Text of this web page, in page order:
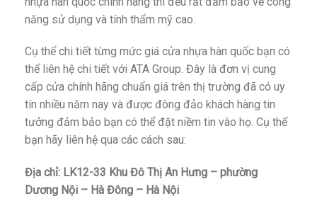
năng sử dụng và tính thẩm mỹ cao.
Cụ thể chi tiết từng mức giá cửa nhựa hàn quốc bạn có
thể liên hệ chi tiết với ATA Group. Đây là đơn vị cung
cấp cửa chính hãng chuẩn giá trên thị trường đã có uy
tín nhiều năm nay và được đông đảo khách hàng tin
tưởng đảm bảo bạn có thể đặt niềm tin vào họ. Cụ thể
bạn hãy liên hệ qua các cách sau:
Địa chỉ: LK12-33 Khu Đô Thị An Hưng – phường
Dương Nội – Hà Đông – Hà Nội